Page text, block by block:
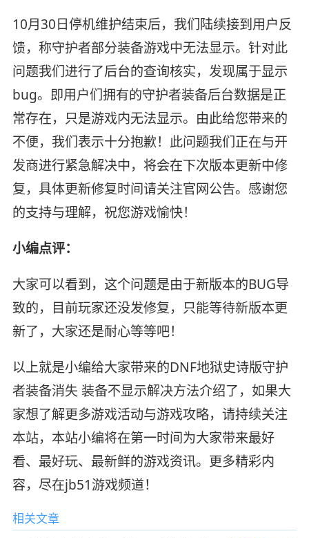
10月30日停机维护结束后，我们陆续接到用户反
馈，称守护者部分装备游戏中无法显示。针对此
问题我们进行了后台的查询核实，发现属于显示
bug。即用户们拥有的守护者装备后台数据是正
常存在，只是游戏内无法显示。由此给您带来的
不便，我们表示十分抱歉！此问题我们正在与开
发商进行紧急解决中，将会在下次版本更新中修
复，具体更新修复时间请关注官网公告。感谢您
的支持与理解，祝您游戏愉快！
小编点评：
大家可以看到，这个问题是由于新版本的BUG导
致的，目前玩家还没发修复，只能等待新版本更
新了，大家还是耐心等等吧！
以上就是小编给大家带来的DNF地狱史诗版守护
者装备消失 装备不显示解决方法介绍了，如果大
家想了解更多游戏活动与游戏攻略，请持续关注
本站，本站小编将在第一时间为大家带来最好
看、最好玩、最新鲜的游戏资讯。更多精彩内
容，尽在jb51游戏频道！
相关文章